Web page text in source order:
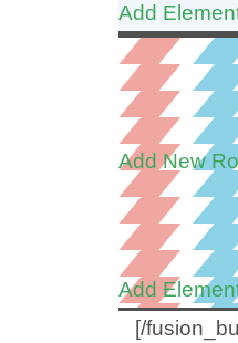
Add
Add New
Add
[/